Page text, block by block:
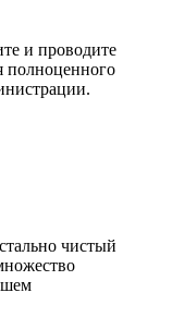
и проводите
полноценного
чистый